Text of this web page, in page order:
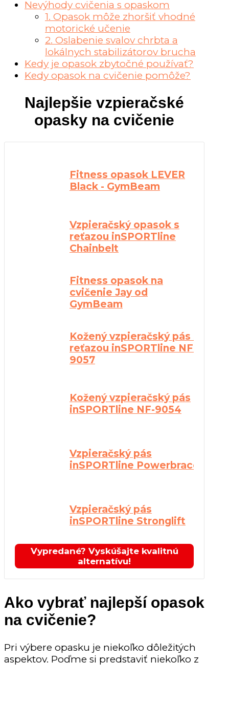
Nevýhody cvičenia s opaskom
1. Opasok môže zhoršiť vhodné
motorické učenie
2. Oslabenie svalov chrbta a
lokálnych stabilizátorov brucha
Kedy je opasok zbytočné používať?
Kedy opasok na cvičenie pomôže?
Najlepšie vzpieračské
opasky na cvičenie
Fitness opasok LEVER
Black - GymBeam
Vzpieračský opasok s
reťazou inSPORTline
Chainbelt
Fitness opasok na
cvičenie Jay od
GymBeam
Kožený vzpieračský pás s
reťazou inSPORTline NF-
9057
Kožený vzpieračský pás
inSPORTline NF-9054
Vzpieračský pás
inSPORTline Powerbrace
Vzpieračský pás
inSPORTline Stronglift
Vypredané? Vyskúšajte kvalitnú
alternatívu!
Ako vybrať najlepší opasok
na cvičenie?
Pri výbere opasku je niekoľko dôležitých
aspektov. Poďme si predstaviť niekoľko z